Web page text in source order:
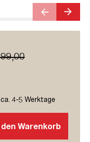
4-5 Werktage
den Warenkorb